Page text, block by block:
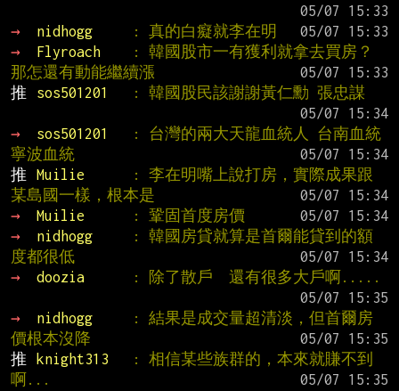
→
nidhogg : 真的白癡就李在明
→
Flyroach
: 韓國股市一有獲利就拿去買房？
那怎還有動能繼續漲
推
sos501201
: 韓國股民該謝謝黃仁勳 張忠謀
→
sos501201
: 台灣的兩大天龍血統人 台南血統
寧波血統
推
Muilie
: 李在明嘴上說打房，實際成果跟
某島國一樣，根本是
→
Muilie : 鞏固首度房價
→
nidhogg
: 韓國房貸就算是首爾能貸到的額
度都很低
→
doozia
: 除了散戶  還有很多大戶啊.....
→
nidhogg
: 結果是成交量超清淡，但首爾房
價根本沒降
推
knight313
: 相信某些族群的，本來就賺不到
啊...